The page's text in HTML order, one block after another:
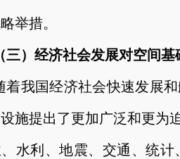
举措。
（三）经济社会发展对空间基
着我国经济社会快速发展
施提出了更加广泛和更为
水利、地震、交通、统